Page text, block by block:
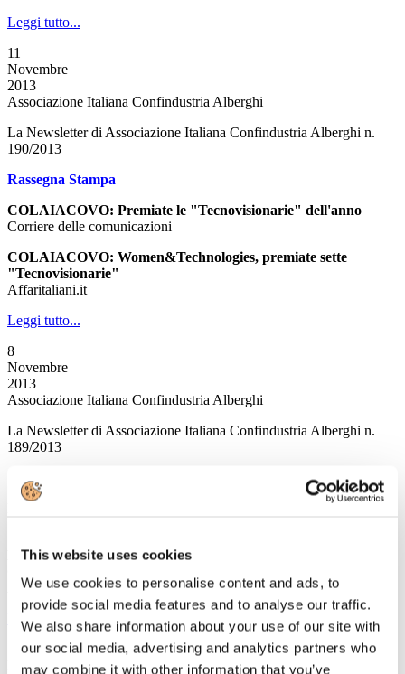
This website uses cookies
We use cookies to personalise content and ads, to
provide social media features and to analyse our traffic.
We also share information about your use of our site with
our social media, advertising and analytics partners who
may combine it with other information that you’ve
Leggi tutto...
11
Novembre
2013
Associazione Italiana Confindustria Alberghi
La Newsletter di Associazione Italiana Confindustria Alberghi n.
190/2013
Rassegna Stampa
COLAIACOVO: Premiate le "Tecnovisionarie" dell'anno
Corriere delle comunicazioni
COLAIACOVO: Women&Technologies, premiate sette
"Tecnovisionarie"
Affaritaliani.it
Leggi tutto...
8
Novembre
2013
Associazione Italiana Confindustria Alberghi
La Newsletter di Associazione Italiana Confindustria Alberghi n.
189/2013
News
L’ufficio per le politiche del turismo passa dalla Presidenza del
A cura del MiBact
Leggi tutto...
Novembre